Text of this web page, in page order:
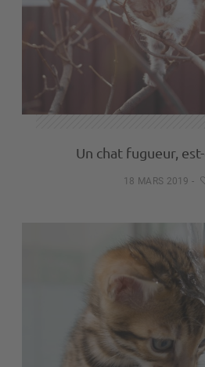
Un chat fugueur,
18 MARS 2019 -